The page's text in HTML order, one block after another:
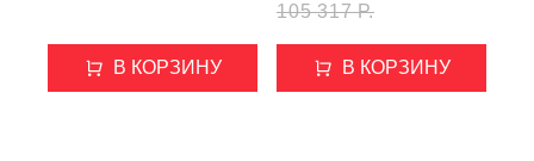
В КОРЗИНУ
105 317 Р.
В КОРЗИНУ